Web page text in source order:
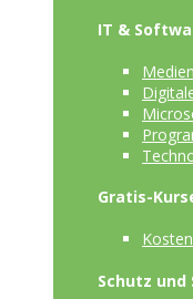
IT &
Gratis-
Schutz und